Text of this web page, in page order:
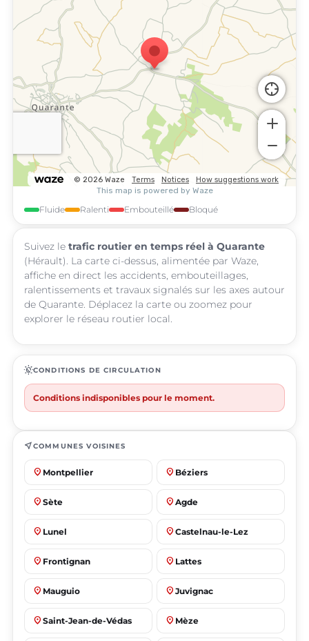
Fluide Ralenti Embouteillé Bloqué
Suivez le trafic routier en temps réel à Quarante
(Hérault). La carte ci-dessus, alimentée par Waze,
affiche en direct les accidents, embouteillages,
ralentissements et travaux signalés sur les axes autour
de Quarante. Déplacez la carte ou zoomez pour
explorer le réseau routier local.
routineCONDITIONS DE CIRCULATION
Conditions indisponibles pour le moment.
near_meCOMMUNES VOISINES
place Montpellier place Béziers
place Sète place Agde
place Lunel place Castelnau-le-Lez
place Frontignan place Lattes
place Mauguio place Juvignac
place Saint-Jean-de-Védas place Mèze